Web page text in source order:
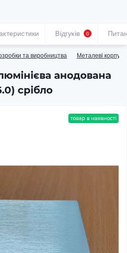
та виробництва Металеві
анодована
срібло
Відгуків 0
товар в наявності